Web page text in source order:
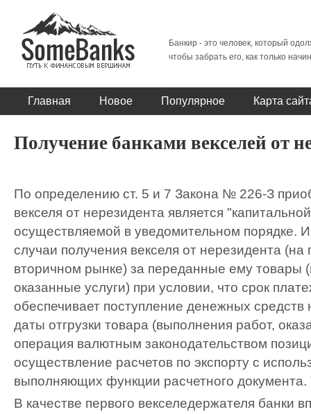
Банкир - это человек, который
чтобы забрать его, как только
Главная Новое Популярное Карта
Получение банками векселей от
По определению ст. 5 и 7 Закона № 226-З
векселя от нерезидента является
осуществляемой в уведомительном порядке.
случаи получения векселя от нерезидента
вторичном рынке) за переданные ему товары
оказанные услуги) при условии, что срок
обеспечивает поступление денежных средств
даты отгрузки товара (выполнения работ,
операция валютным законодательством
осуществление расчетов по экспорту с
выполняющих функции расчетного документа.
В качестве первого векселедержателя банки